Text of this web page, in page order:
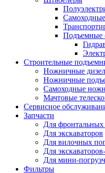
Самоходные
Подъемные
Строительные
Ножничные
Ножничные
Самоходные
Мачтовые
Сервисное
Запчасти
Для фронтальных
Для экскаваторов
Для вилочных
Для
Для мини-
Фильтры